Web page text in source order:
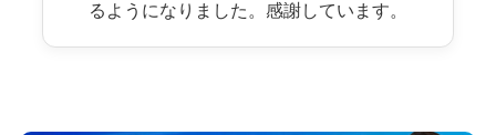
るようになりました。感謝しています。